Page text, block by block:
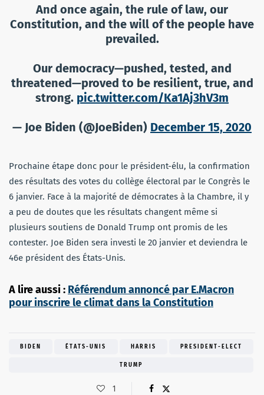
And once again, the rule of law, our
Constitution, and the will of the people have
prevailed.
Our democracy—pushed, tested, and
threatened—proved to be resilient, true, and
strong. pic.twitter.com/Ka1Aj3hV3m
— Joe Biden (@JoeBiden) December 15, 2020
Prochaine étape donc pour le président-élu, la confirmation
des résultats des votes du collège électoral par le Congrès le
6 janvier. Face à la majorité de démocrates à la Chambre, il y
a peu de doutes que les résultats changent même si
plusieurs soutiens de Donald Trump ont promis de les
contester. Joe Biden sera investi le 20 janvier et deviendra le
46e président des États-Unis.
A lire aussi : Référendum annoncé par E.Macron
pour inscrire le climat dans la Constitution
BIDEN ÉTATS-UNIS HARRIS PRESIDENT-ELECT
TRUMP
1